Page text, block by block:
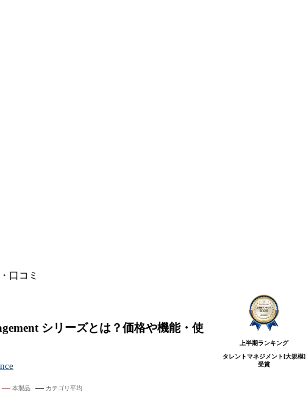
口コミ
シリーズとは？価格や機能・使
上半期ランキング
タレントマネジメント[大規模]
受賞